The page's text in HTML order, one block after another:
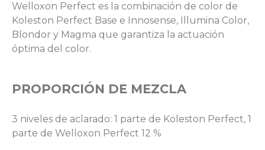
Welloxon Perfect es la combinación de color de
Koleston Perfect Base e Innosense, Illumina Color,
Blondor y Magma que garantiza la actuación
óptima del color.
PROPORCIÓN DE MEZCLA
3 niveles de aclarado: 1 parte de Koleston Perfect, 1
parte de Welloxon Perfect 12 %